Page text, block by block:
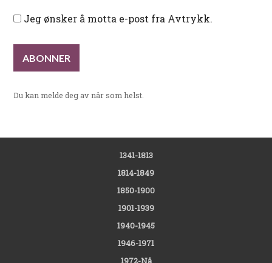
Jeg ønsker å motta e-post fra Avtrykk.
Du kan melde deg av når som helst.
1341-1813
1814-1849
1850-1900
1901-1939
1940-1945
1946-1971
1972-Nå